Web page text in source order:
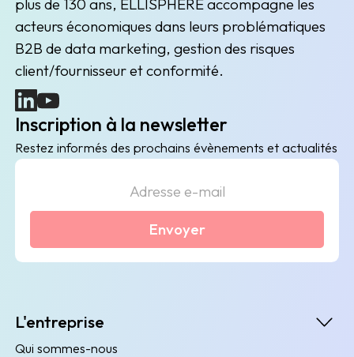
plus de 130 ans, ELLISPHERE accompagne les
acteurs économiques dans leurs problématiques
B2B de data marketing, gestion des risques
client/fournisseur et conformité.
(nouvelle fenêtre)
(nouvelle fenêtre)
Inscription à la newsletter
Restez informés des prochains évènements et actualités
Envoyer
L'entreprise
Qui sommes-nous